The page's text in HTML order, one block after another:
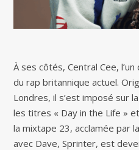
À ses côtés, Central Cee,
du rap britannique actuel.
Londres, il s’est imposé sur
les titres « Day in the Life »
la mixtape 23, acclamée par
avec Dave, Sprinter, est